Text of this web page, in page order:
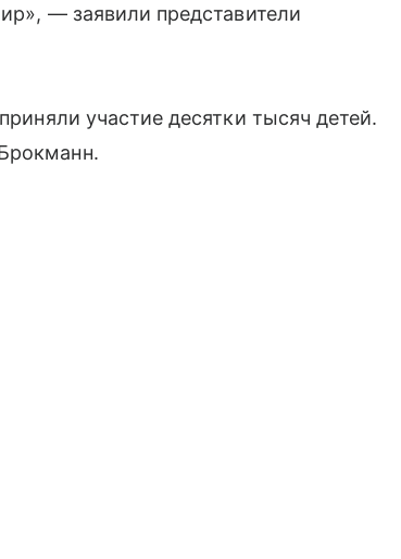
— заявили представители
участие десятки тысяч детей.